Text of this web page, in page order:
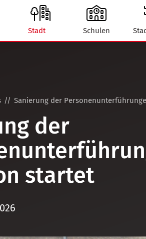
Stadt
Schulen
Sanierung der
der
startet